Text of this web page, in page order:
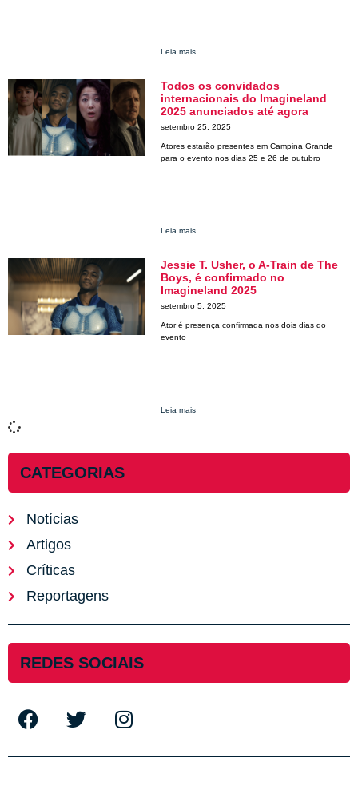
Leia mais
Todos os convidados
internacionais do Imagineland
2025 anunciados até agora
setembro 25, 2025
Atores estarão presentes em Campina Grande
para o evento nos dias 25 e 26 de outubro
Leia mais
Jessie T. Usher, o A-Train de The
Boys, é confirmado no
Imagineland 2025
setembro 5, 2025
Ator é presença confirmada nos dois dias do
evento
Leia mais
CATEGORIAS
Notícias
Artigos
Críticas
Reportagens
REDES SOCIAIS